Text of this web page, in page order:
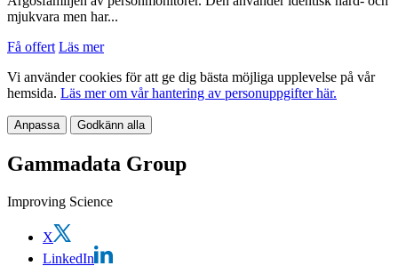
mjukvara men har...
Få offert Läs mer
Vi använder cookies för att ge dig bästa möjliga upplevelse på vår
hemsida. Läs mer om vår hantering av personuppgifter här.
Anpassa Godkänn alla
Gammadata Group
Improving Science
X
LinkedIn